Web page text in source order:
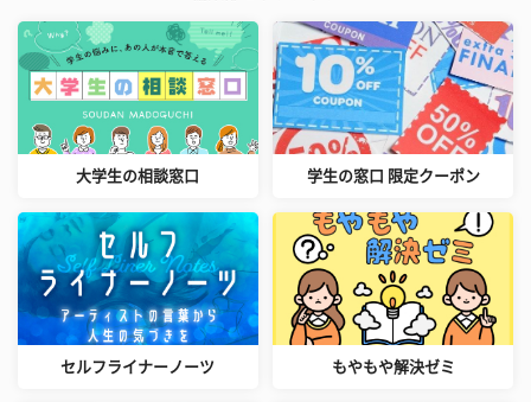
大学生の相談窓口 学生の窓口 限定クーポン
セルフライナーノーツ もやもや解決ゼミ